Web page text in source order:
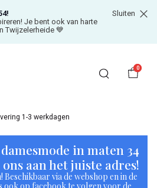
Je bent ook van harte
Twijzelerheide 💙
Sluiten
0
1-3 werkdagen
in maten 34
aan het juiste adres!
Beschikbaar via de webshop en in de